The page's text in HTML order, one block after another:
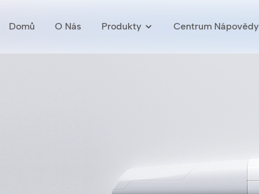
Domů O Nás Produkty Centrum Nápovědy